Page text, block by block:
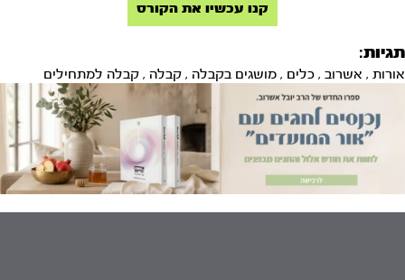
קנו עכשיו את הקורס
תגיות:
אורות , אשרוב , כלים , מושגים בקבלה , קבלה , קבלה למתחילים